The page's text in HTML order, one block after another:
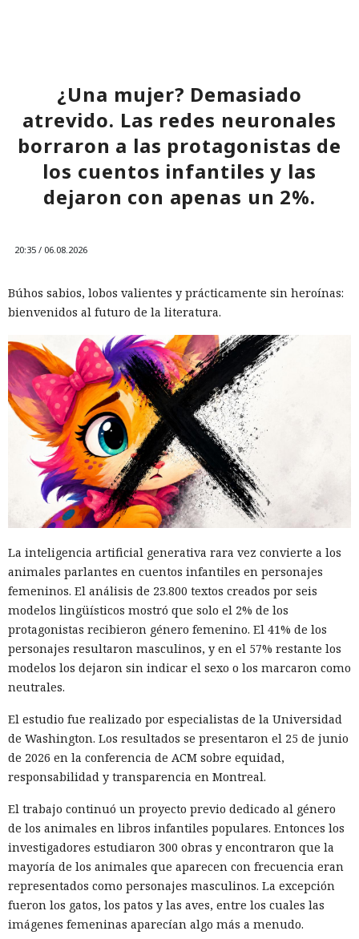
no quedó impune: detenido el
autor, ya espera sentencia en
una celda.
10:34 / 07.08.2026
Hombre podría afrontar hasta 32 años de prisión por filtrar
El canadiense Connor Riley Muka ganó dinero durante
muchos meses con datos robados de otras personas, antes
uno de los mayores hackeos de los últimos años — ataque a
la plataforma en la nube Snowflake.
Muka, de 26 años, se declaró culpable de cargos de fraude
informático y telefónico, robo agravado de datos personales
y conspiración en un tribunal federal del estado de
Washington. Su sentencia se dictará el 27 de octubre; la
pena máxima es de hasta 32 años de prisión.
Muka y sus cómplices utilizaron credenciales robadas para
acceder a cuentas de Snowflake y robaron información de al
menos 165 empresas. Entre las afectadas se encuentran
AT&T, Ticketmaster, Advance Auto Parts, Neiman Marcus,
grandes de Estados Unidos.
La magnitud de las filtraciones fue enorme: en el caso de
AT&T se trató de registros de llamadas y mensajes de más
de 100 millones de abonados, y el hackeo a Ticketmaster
afectó a alrededor de 560 millones de usuarios.
¿Una mujer? Demasiado
atrevido. Las redes neuronales
borraron a las protagonistas de
los cuentos infantiles y las
dejaron con apenas un 2%.
20:35 / 06.08.2026
Búhos sabios, lobos valientes y prácticamente sin heroínas:
bienvenidos al futuro de la literatura.
La inteligencia artificial generativa rara vez convierte a los
animales parlantes en cuentos infantiles en personajes
femeninos. El análisis de 23.800 textos creados por seis
modelos lingüísticos mostró que solo el 2% de los
protagonistas recibieron género femenino. El 41% de los
personajes resultaron masculinos, y en el 57% restante los
modelos los dejaron sin indicar el sexo o los marcaron como
neutrales.
El estudio fue realizado por especialistas de la Universidad
de Washington. Los resultados se presentaron el 25 de junio
de 2026 en la conferencia de ACM sobre equidad,
responsabilidad y transparencia en Montreal.
El trabajo continuó un proyecto previo dedicado al género
de los animales en libros infantiles populares. Entonces los
investigadores estudiaron 300 obras y encontraron que la
mayoría de los animales que aparecen con frecuencia eran
representados como personajes masculinos. La excepción
fueron los gatos, los patos y las aves, entre los cuales las
imágenes femeninas aparecían algo más a menudo.